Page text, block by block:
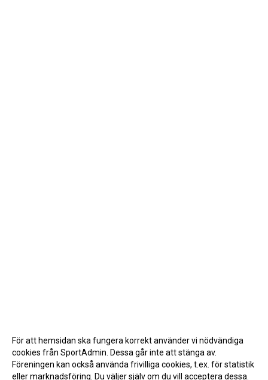
För att hemsidan ska fungera korrekt använder vi nödvändiga
cookies från SportAdmin. Dessa går inte att stänga av.
Föreningen kan också använda frivilliga cookies, t.ex. för statistik
eller marknadsföring. Du väljer själv om du vill acceptera dessa.